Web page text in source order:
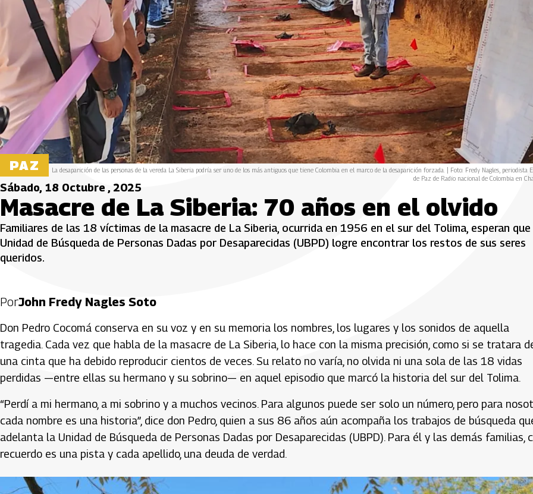
PAZ
La desaparición de las personas de la vereda La Siberia podría ser uno de los más antiguos que tiene Colombia en el marco de la desaparición forzada. | Foto: Fredy Nagles, periodista
de Paz de Radio nacional de Colombia en
Sábado, 18 Octubre , 2025
Masacre de La Siberia: 70 años en el olvido
Familiares de las 18 víctimas de la masacre de La Siberia, ocurrida en 1956 en el sur del Tolima, esperan
Unidad de Búsqueda de Personas Dadas por Desaparecidas (UBPD) logre encontrar los restos de sus seres
queridos.
PorJohn Fredy Nagles Soto
Don Pedro Cocomá conserva en su voz y en su memoria los nombres, los lugares y los sonidos de aquella
tragedia. Cada vez que habla de la masacre de La Siberia, lo hace con la misma precisión, como si se tratara
una cinta que ha debido reproducir cientos de veces. Su relato no varía, no olvida ni una sola de las 18 vidas
perdidas —entre ellas su hermano y su sobrino— en aquel episodio que marcó la historia del sur del Tolima.
“Perdí a mi hermano, a mi sobrino y a muchos vecinos. Para algunos puede ser solo un número, pero para
cada nombre es una historia”, dice don Pedro, quien a sus 86 años aún acompaña los trabajos de búsqueda
adelanta la Unidad de Búsqueda de Personas Dadas por Desaparecidas (UBPD). Para él y las demás familias,
recuerdo es una pista y cada apellido, una deuda de verdad.